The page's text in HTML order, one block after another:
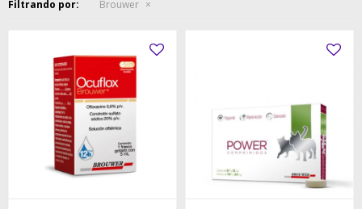
Filtrando por: Brouwer